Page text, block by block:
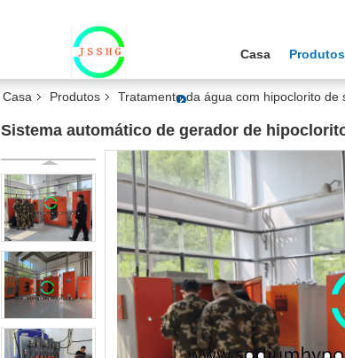
Casa Produtos
Casa Produtos Tratamento da água com hipoclorito de
Sistema automático de gerador de